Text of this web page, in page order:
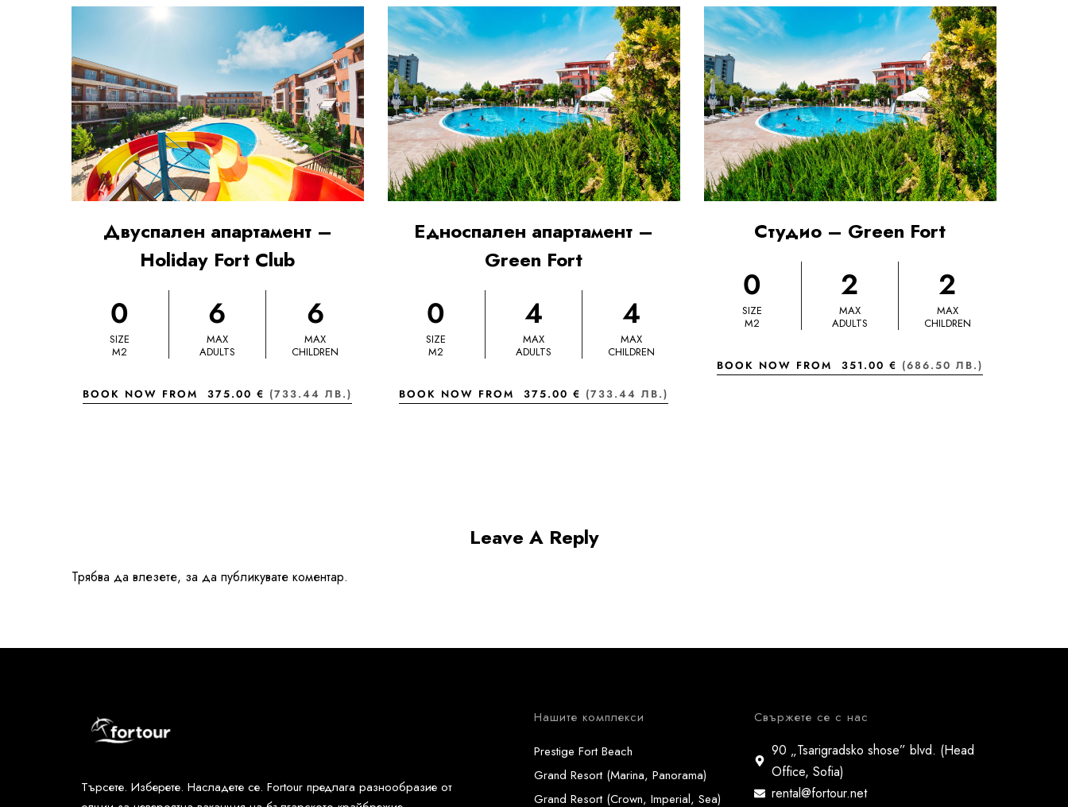
Двуспален апартамент –
Holiday Fort Club
0
SIZE
M2
6
MAX
ADULTS
6
MAX
CHILDREN
BOOK NOW FROM375.00 € (733.44 ЛВ.)
Едноспален апартамент –
Green Fort
0
SIZE
M2
4
MAX
ADULTS
4
MAX
CHILDREN
BOOK NOW FROM375.00 € (733.44 ЛВ.)
Студио – Green Fort
0
SIZE
M2
2
MAX
ADULTS
2
MAX
CHILDREN
BOOK NOW FROM351.00 € (686.50 ЛВ.)
Leave A Reply
Трябва да влезете, за да публикувате коментар.
Търсете. Изберете. Насладете се. Fortour предлага разнообразие от
Нашите комплекси
Prestige Fort Beach
Grand Resort (Marina, Panorama)
Grand Resort (Crown, Imperial, Sea)
Свържете се с нас
90 „Tsarigradsko shose” blvd. (Head
Office, Sofia)
rental@fortour.net